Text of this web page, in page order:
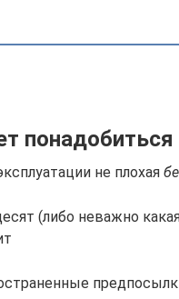
понадобиться
не плохая
(либо неважно